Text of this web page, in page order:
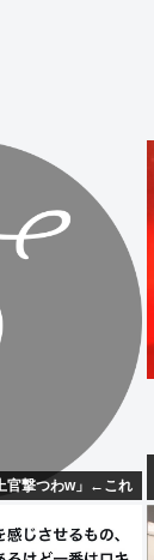
官撃つわw」←これ